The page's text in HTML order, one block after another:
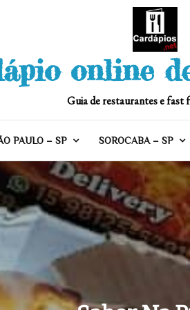
online
Guia de restaurantes e fast
PAULO – SP SOROCABA – SP